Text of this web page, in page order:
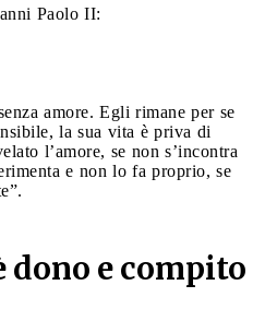
Paolo II:
amore. Egli rimane per se
la sua vita è priva di
l’amore, se non s’incontra
e non lo fa proprio, se
dono e compito